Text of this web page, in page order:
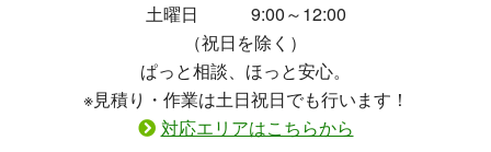
土曜日 9:00～12:00
（祝日を除く）
ぱっと相談、ほっと安心。
※見積り・作業は土日祝日でも行います！
対応エリアはこちらから